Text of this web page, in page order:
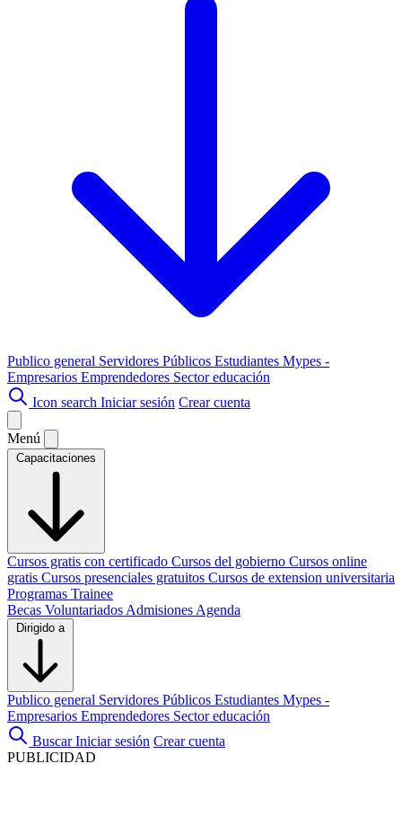
Publico general Servidores Públicos Estudiantes Mypes -
Empresarios Emprendedores Sector educación
Icon search Iniciar sesión Crear cuenta
Menú
Capacitaciones
Cursos gratis con certificado Cursos del gobierno Cursos online
gratis Cursos presenciales gratuitos Cursos de extension universitaria
Programas Trainee
Becas Voluntariados Admisiones Agenda
Dirigido a
Publico general Servidores Públicos Estudiantes Mypes -
Empresarios Emprendedores Sector educación
Buscar Iniciar sesión Crear cuenta
PUBLICIDAD